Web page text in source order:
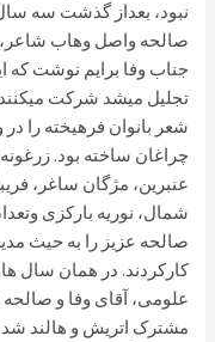
نبود، بعداز گذشت سه
صالحه واصل وهاب
تجلیل میشد شرکت
شعر بانوان فرهیخته را در
چراغان ساخته بود.
عنبرین، مژگان ساغر،
شمال، نوریه بارکزی
صالحه عزیز را به حیث
کارکردند. در همان سال
علومی، آقای وفا و
مشترک اتریش و هالند شد